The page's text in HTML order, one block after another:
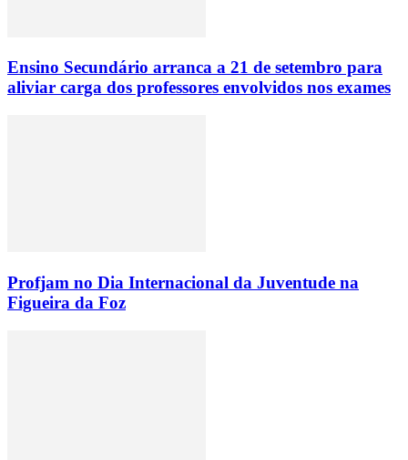
Ensino Secundário arranca a 21 de setembro para
aliviar carga dos professores envolvidos nos exames
Profjam no Dia Internacional da Juventude na
Figueira da Foz